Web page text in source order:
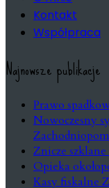
Kontakt
Współpraca
Najnowsze publikacje
Prawo
Nowoczesny
Znicze
Opieka
Kasy fiskalne